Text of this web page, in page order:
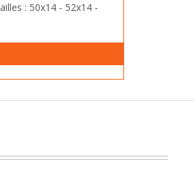
: 50x14 - 52x14 -